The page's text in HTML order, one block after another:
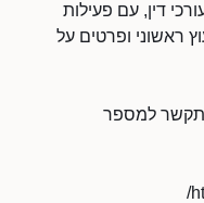
דין, עם פעילות
ראשוני ופרטים על
למספר